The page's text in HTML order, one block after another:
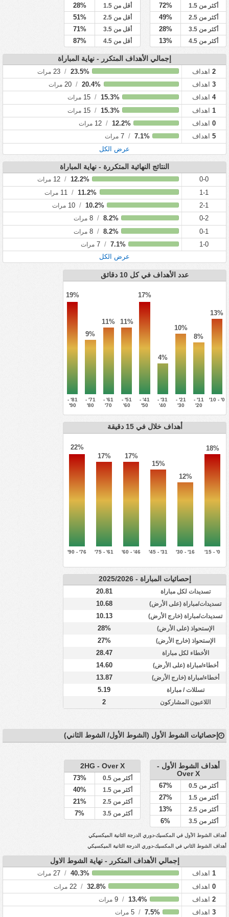
أكثر من 1.5 72%
أكثر من 2.5 49%
أكثر من 3.5 28%
أكثر من 4.5 13%
أقل من 1.5 28%
أقل من 2.5 51%
أقل من 3.5 71%
أقل من 4.5 87%
إجمالي الأهداف المتكرر - نهاية المباراة
2 اهداف 23.5%
/
23 مرات
3 اهداف 20.4%
/
20 مرات
4 اهداف 15.3%
/
15 مرات
1 اهداف 15.3%
/
15 مرات
0 اهداف 12.2%
/
12 مرات
5 اهداف 7.1%
/
7 مرات
عرض الكل
النتائج النهائية المتكررة - نهاية المباراة
0-0
12.2%
/
12 مرات
1-1
11.2%
/
11 مرات
2-1
10.2%
/
10 مرات
0-2
8.2%
/
8 مرات
0-1
8.2%
/
8 مرات
1-0
7.1%
/
7 مرات
عرض الكل
عدد الأهداف في كل 10 دقائق
19%
9%
11% 11%
17%
4%
10%
8%
13%
81' -
90'
71' -
80'
61' -
70'
51' -
60'
41' -
50'
31' -
40'
21' -
30'
11' -
20'
0' - 10'
أهداف خلال في 15 دقيقة
22%
17%
17%
15%
12%
18%
76' - 90' 61' - 75' 46' - 60' 31' - 45' 16' - 30' 0' - 15'
إحصائيات المباراة - 2025/2026
تسديدات لكل مباراة 20.81
تسديدات/مباراة (على الأرض) 10.68
تسديدات/مباراة (خارج الأرض) 10.13
الإستحواذ (على الأرض) 28%
الإستحواذ (خارج الأرض) 27%
الأخطاء لكل مباراة 28.47
أخطاء/مباراة (على الأرض) 14.60
أخطاء/مباراة (خارج الأرض) 13.87
تسللات / مباراة 5.19
اللاعبون المشاركون 2
إحصائيات الشوط الأول (الشوط الأول/ الشوط الثاني)
أهداف الشوط الأول -
Over X
أكثر من 0.5 67%
أكثر من 1.5 27%
أكثر من 2.5 13%
أكثر من 3.5 6%
2HG - Over X
أكثر من 0.5 73%
أكثر من 1.5 40%
أكثر من 2.5 21%
أكثر من 3.5 7%
أهداف الشوط الأول في المكسيك-دوري الدرجة الثانية الميكسيكي
أهداف الشوط الثاني في المكسيك-دوري الدرجة الثانية الميكسيكي
إجمالي الأهداف المتكرر - نهاية الشوط الاول
1 اهداف 40.3%
/
27 مرات
0 اهداف 32.8%
/
22 مرات
2 اهداف 13.4%
/
9 مرات
3 اهداف 7.5%
/
5 مرات